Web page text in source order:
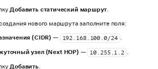
Добавить статический маршрут.
нового маршрута заполните поля:
(CIDR) — 192.168.100.0/24 .
узел (Next HOP) — 10.255.1.2 .
Добавить.